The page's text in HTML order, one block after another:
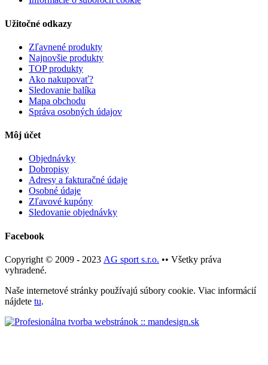
Užitočné odkazy
Zľavnené produkty
Najnovšie produkty
TOP produkty
Ako nakupovať?
Sledovanie balíka
Mapa obchodu
Správa osobných údajov
Môj účet
Objednávky
Dobropisy
Adresy a fakturačné údaje
Osobné údaje
Zľavové kupóny
Sledovanie objednávky
Facebook
Copyright © 2009 - 2023 AG sport s.r.o. •• Všetky práva
vyhradené.
Naše internetové stránky používajú súbory cookie. Viac informácií
nájdete tu.